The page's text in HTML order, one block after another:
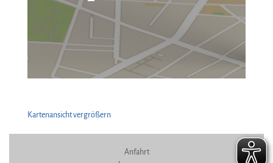
Kartenansicht vergrößern
Anfahrt